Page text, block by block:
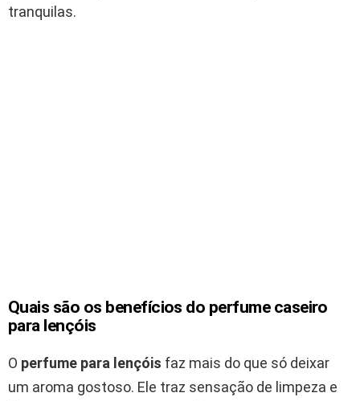
tranquilas.
Quais são os benefícios do perfume caseiro
para lençóis
O perfume para lençóis faz mais do que só deixar
um aroma gostoso. Ele traz sensação de limpeza e